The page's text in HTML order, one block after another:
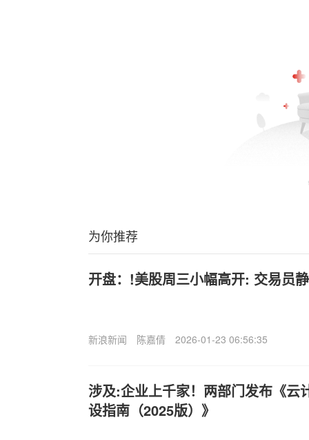
为你推荐
开盘：!美股周三小幅高开: 交易员
新浪新闻 陈嘉倩 2026-01-23 06:56:35
涉及:企业上千家！两部门发布《云
设指南（2025版）》